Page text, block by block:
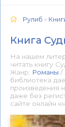
Рулиб »
Книга
На нашем
читать книгу
Жанр: Романы /
библиотека
произведения
даже без
сайте онлайн